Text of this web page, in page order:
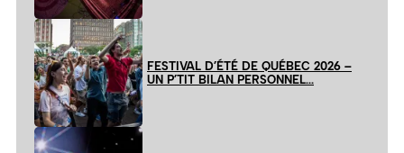
FESTIVAL D’ÉTÉ DE QUÉBEC 2026 –
UN P’TIT BILAN PERSONNEL…